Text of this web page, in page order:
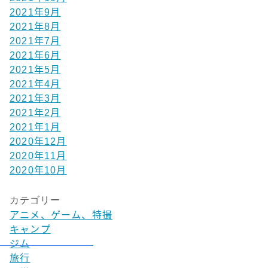
2021年9月
2021年8月
2021年7月
2021年6月
2021年5月
2021年4月
2021年3月
2021年2月
2021年1月
2020年12月
2020年11月
2020年10月
カテゴリー
アニメ、ゲーム、特撮
キャンプ
ジム
旅行